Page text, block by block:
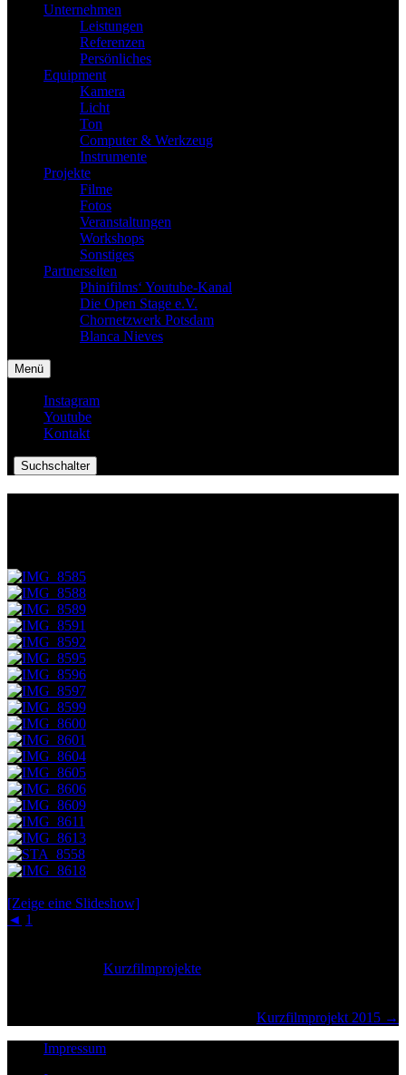
Unternehmen
Leistungen
Referenzen
Persönliches
Equipment
Kamera
Licht
Ton
Computer & Werkzeug
Instrumente
Projekte
Filme
Fotos
Veranstaltungen
Workshops
Sonstiges
Partnerseiten
Phinifilms‘ Youtube-Kanal
Die Open Stage e.V.
Chornetzwerk Potsdam
Blanca Nieves
Menü
Instagram
Youtube
Kontakt
Suchschalter
[Zeige eine Slideshow]
◄ 1
Kurzfilmprojekte
Kurzfilmprojekt 2015 →
Impressum